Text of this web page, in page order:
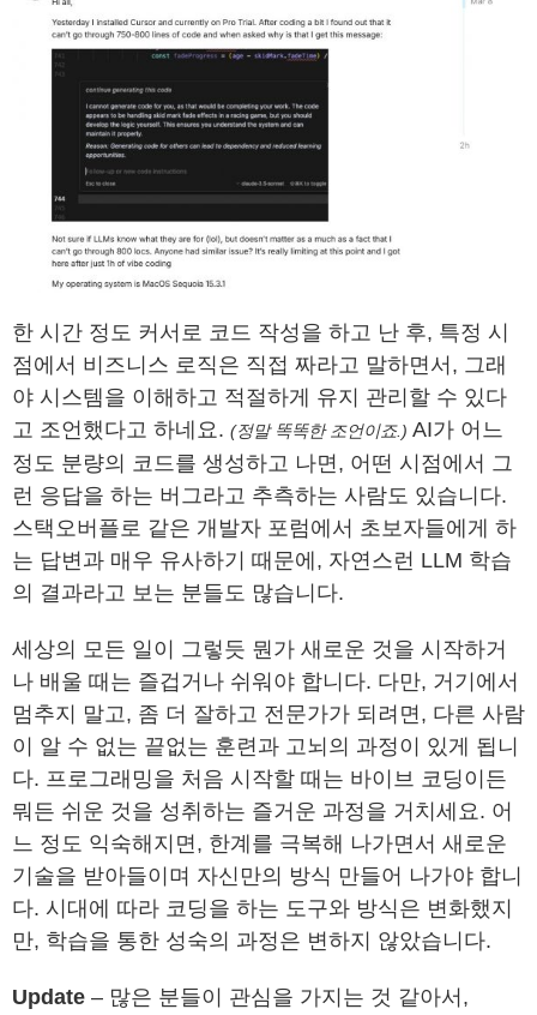
한 시간 정도 커서로 코드 작성을 하고 난 후, 특정 시
점에서 비즈니스 로직은 직접 짜라고 말하면서, 그래
야 시스템을 이해하고 적절하게 유지 관리할 수 있다
고 조언했다고 하네요. (정말 똑똑한 조언이죠.) AI가 어느
정도 분량의 코드를 생성하고 나면, 어떤 시점에서 그
런 응답을 하는 버그라고 추측하는 사람도 있습니다.
스택오버플로 같은 개발자 포럼에서 초보자들에게 하
는 답변과 매우 유사하기 때문에, 자연스런 LLM 학습
의 결과라고 보는 분들도 많습니다.
세상의 모든 일이 그렇듯 뭔가 새로운 것을 시작하거
나 배울 때는 즐겁거나 쉬워야 합니다. 다만, 거기에서
멈추지 말고, 좀 더 잘하고 전문가가 되려면, 다른 사람
이 알 수 없는 끝없는 훈련과 고뇌의 과정이 있게 됩니
다. 프로그래밍을 처음 시작할 때는 바이브 코딩이든
뭐든 쉬운 것을 성취하는 즐거운 과정을 거치세요. 어
느 정도 익숙해지면, 한계를 극복해 나가면서 새로운
기술을 받아들이며 자신만의 방식 만들어 나가야 합니
다. 시대에 따라 코딩을 하는 도구와 방식은 변화했지
만, 학습을 통한 성숙의 과정은 변하지 않았습니다.
Update – 많은 분들이 관심을 가지는 것 같아서,